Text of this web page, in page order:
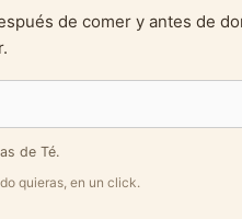
de comer y antes de
de Té.
quieras, en un click.